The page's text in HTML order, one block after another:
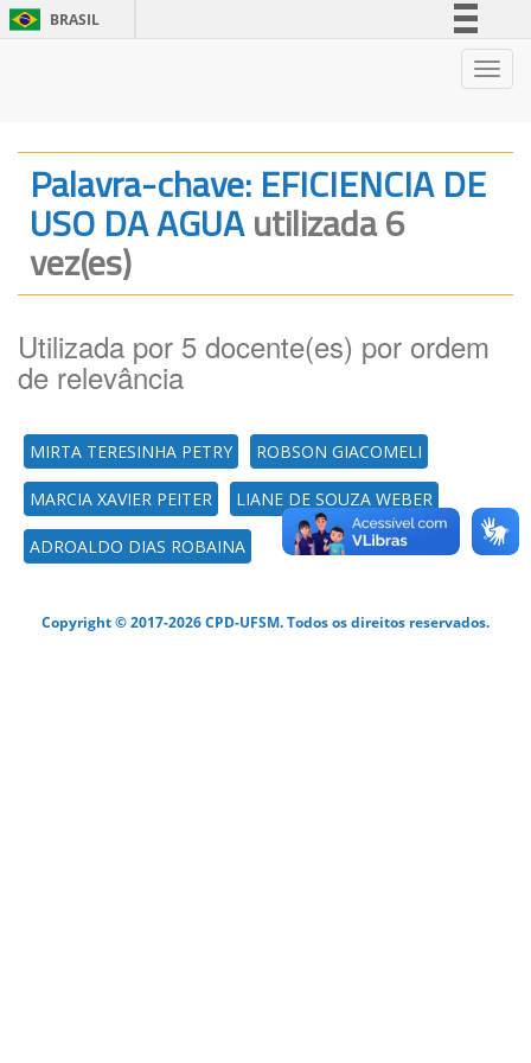
BRASIL
Legislação
Canais
Palavra-chave: EFICIENCIA DE
USO DA AGUAutilizada 6
vez(es)
Utilizada por 5 docente(es) por ordem
de relevância
MIRTA TERESINHA PETRY ROBSON GIACOMELI
MARCIA XAVIER PEITER LIANE DE SOUZA WEBER
ADROALDO DIAS ROBAINA
Copyright © 2017-2026 CPD-UFSM. Todos os direitos reservados.